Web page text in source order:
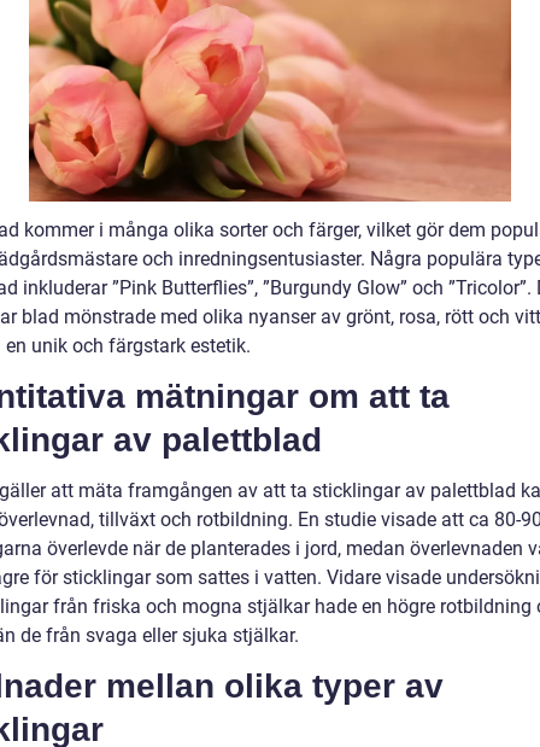
kommer i många olika sorter och färger, vilket gör dem
och inredningsentusiaster. Några populära
inkluderar ”Pink Butterflies”, ”Burgundy Glow” och ”Tricolor”.
blad mönstrade med olika nyanser av grönt, rosa, rött och
en unik och färgstark estetik.
mätningar om att ta
av palettblad
att mäta framgången av att ta sticklingar av palettblad
tillväxt och rotbildning. En studie visade att ca 80-
överlevde när de planterades i jord, medan överlevnaden
för sticklingar som sattes i vatten. Vidare visade
från friska och mogna stjälkar hade en högre rotbildning
de från svaga eller sjuka stjälkar.
mellan olika typer av